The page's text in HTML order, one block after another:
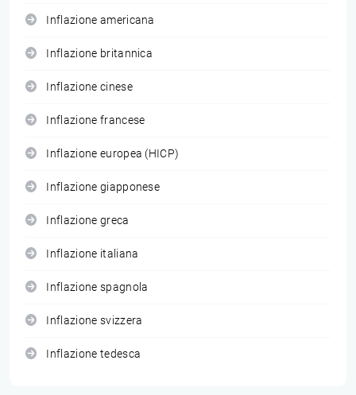
Inflazione americana
Inflazione britannica
Inflazione cinese
Inflazione francese
Inflazione europea (HICP)
Inflazione giapponese
Inflazione greca
Inflazione italiana
Inflazione spagnola
Inflazione svizzera
Inflazione tedesca